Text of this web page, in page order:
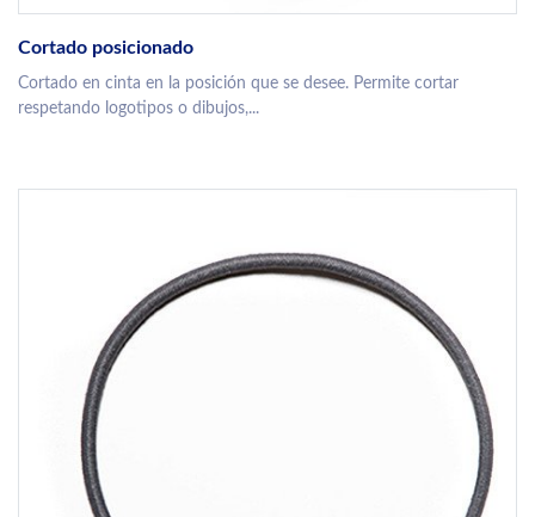
Cortado posicionado
Cortado en cinta en la posición que se desee. Permite cortar
respetando logotipos o dibujos,...